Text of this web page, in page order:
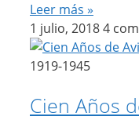
Leer más »
1 julio, 20184
1919-1945
Cien Años